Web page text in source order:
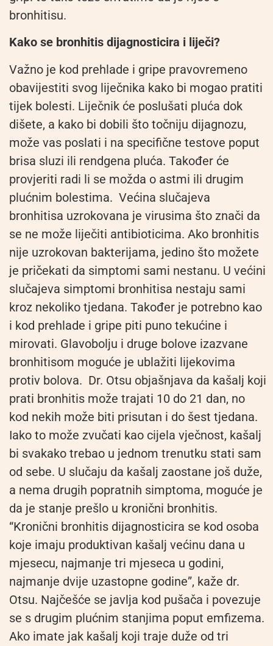
bronhitisu.
Kako se bronhitis dijagnosticira i liječi?
Važno je kod prehlade i gripe pravovremeno
obavijestiti svog liječnika kako bi mogao pratiti
tijek bolesti. Liječnik će poslušati pluća dok
dišete, a kako bi dobili što točniju dijagnozu,
može vas poslati i na specifične testove poput
brisa sluzi ili rendgena pluća. Također će
provjeriti radi li se možda o astmi ili drugim
plućnim bolestima. Većina slučajeva
bronhitisa uzrokovana je virusima što znači da
se ne može liječiti antibioticima. Ako bronhitis
nije uzrokovan bakterijama, jedino što možete
je pričekati da simptomi sami nestanu. U većini
slučajeva simptomi bronhitisa nestaju sami
kroz nekoliko tjedana. Također je potrebno kao
i kod prehlade i gripe piti puno tekućine i
mirovati. Glavobolju i druge bolove izazvane
bronhitisom moguće je ublažiti lijekovima
protiv bolova. Dr. Otsu objašnjava da kašalj koji
prati bronhitis može trajati 10 do 21 dan, no
kod nekih može biti prisutan i do šest tjedana.
Iako to može zvučati kao cijela vječnost, kašalj
bi svakako trebao u jednom trenutku stati sam
od sebe. U slučaju da kašalj zaostane još duže,
a nema drugih popratnih simptoma, moguće je
da je stanje prešlo u kronični bronhitis.
“Kronični bronhitis dijagnosticira se kod osoba
koje imaju produktivan kašalj većinu dana u
mjesecu, najmanje tri mjeseca u godini,
najmanje dvije uzastopne godine”, kaže dr.
Otsu. Najčešće se javlja kod pušača i povezuje
se s drugim plućnim stanjima poput emfizema.
Ako imate jak kašalj koji traje duže od tri